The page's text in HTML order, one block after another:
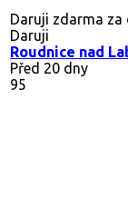
Daruji zdarma za
Daruji
Roudnice nad
Před 20 dny
95